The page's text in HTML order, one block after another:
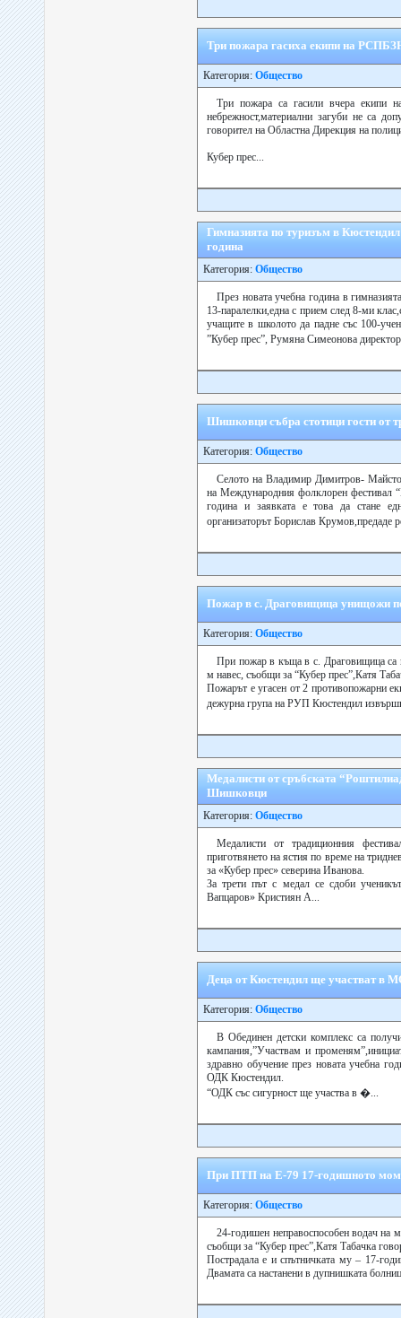
Три пожара гасиха екипи на
Категория: Общество
Три пожара са гасили вчера екипи
небрежност,материални загуби не са
говорител на Областна Дирекция на
Кубер прес...
Гимназията по туризъм в
година
Категория: Общество
През новата учебна година в
13-паралелки,една с прием след 8-ми
учащите в школото да падне със 100-
”Кубер прес”, Румяна Симеонова
Шишковци събра стотици гости от
Категория: Общество
Селото на Владимир Димитров-
на Международния фолклорен фестивал
година и заявката е това да стане
организаторът Борислав Крумов,предаде
Пожар в с. Драговищица унищожи
Категория: Общество
При пожар в къща в с. Драговищица са
м навес, съобщи за “Кубер прес”,Катя
Пожарът е угасен от 2 противопожарни
дежурна група на РУП Кюстендил
Медалисти от сръбската
Шишковци
Категория: Общество
Медалисти от традиционния
приготвянето на ястия по време на
за «Кубер прес» северина Иванова.
За трети път с медал се сдоби
Вапцаров» Кристиян А...
Деца от Кюстендил ще участват в
Категория: Общество
В Обединен детски комплекс са
кампания,”Участвам и
здравно обучение през новата учебна
ОДК Кюстендил.
“ОДК със сигурност ще участва в �...
При ПТП на Е-79 17-годишното
Категория: Общество
24-годишен неправоспособен водач
съобщи за “Кубер прес”,Катя Табачка
Пострадала е и спътничката му – 17-
Двамата са настанени в дупнишката